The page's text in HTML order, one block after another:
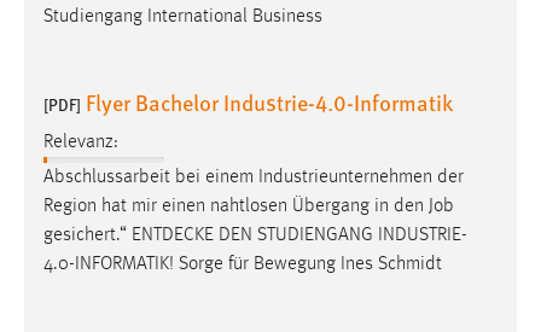
Studiengang International Business
[PDF] Flyer Bachelor Industrie-4.0-Informatik
Relevanz:
Abschlussarbeit bei einem Industrieunternehmen der
Region hat mir einen nahtlosen Übergang in den Job
gesichert.“ ENTDECKE DEN STUDIENGANG INDUSTRIE-
4.0-INFORMATIK! Sorge für Bewegung Ines Schmidt